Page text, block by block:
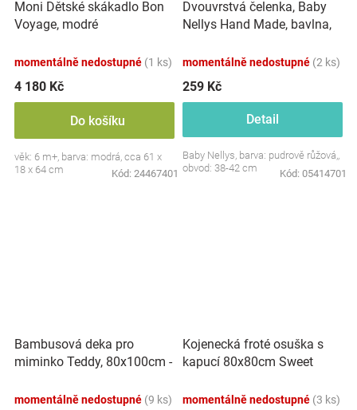
Moni Dětské skákadlo Bon
Voyage, modré
momentálně nedostupné (1 ks)
4 180 Kč
Do košíku
věk: 6 m+, barva: modrá, cca 61 x
18 x 64 cm
Kód: 24467401
Dvouvrstvá čelenka, Baby
Nellys Hand Made, bavlna,
růžová, 80/98
momentálně nedostupné (2 ks)
259 Kč
Detail
Baby Nellys, barva: pudrově růžová,,
obvod: 38-42 cm
Kód: 05414701
Bambusová deka pro
miminko Teddy, 80x100cm -
momentálně nedostupné (9 ks)
Kojenecká froté osuška s
kapucí 80x80cm Sweet
momentálně nedostupné (3 ks)